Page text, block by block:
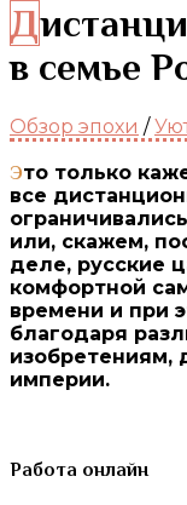
Дистанционные технологии
в семье
Обзор эпохи /
Это только кажется, что до эпохи интернета
все
или, скажем,
деле, русские
комфортной
времени и при
благодаря
изобретениям,
империи.
Работа онлайн